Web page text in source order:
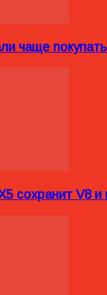
чаще
сохранит V8